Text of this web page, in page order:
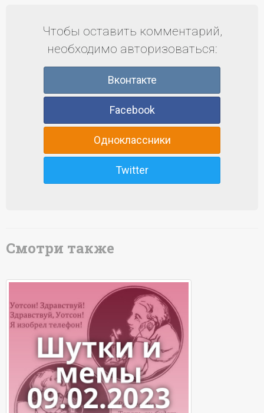
Чтобы оставить комментарий,
необходимо авторизоваться:
Вконтакте
Facebook
Одноклассники
Twitter
Смотри также